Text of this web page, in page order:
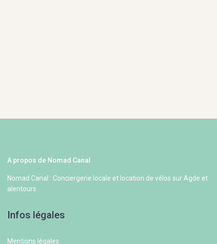
A propos de Nomad Canal
Nomad Canal : Conciergerie locale et location de vélos sur Agde et
alentours
Infos légales
Mentions légales